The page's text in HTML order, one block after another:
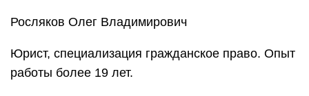
Росляков Олег Владимирович
Юрист, специализация гражданское право. Опыт
работы более 19 лет.